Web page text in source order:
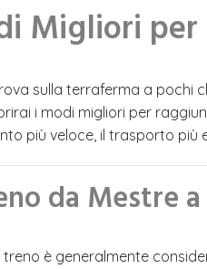
Migliori per
sulla terraferma a pochi
i modi migliori per
più veloce, il trasporto più
da Mestre
treno è generalmente